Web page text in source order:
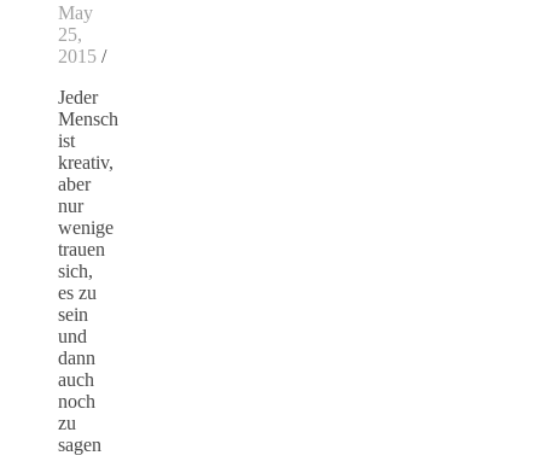
May
25,
2015 /
Jeder
Mensch
ist
kreativ,
aber
nur
wenige
trauen
sich,
es zu
sein
und
dann
auch
noch
zu
sagen